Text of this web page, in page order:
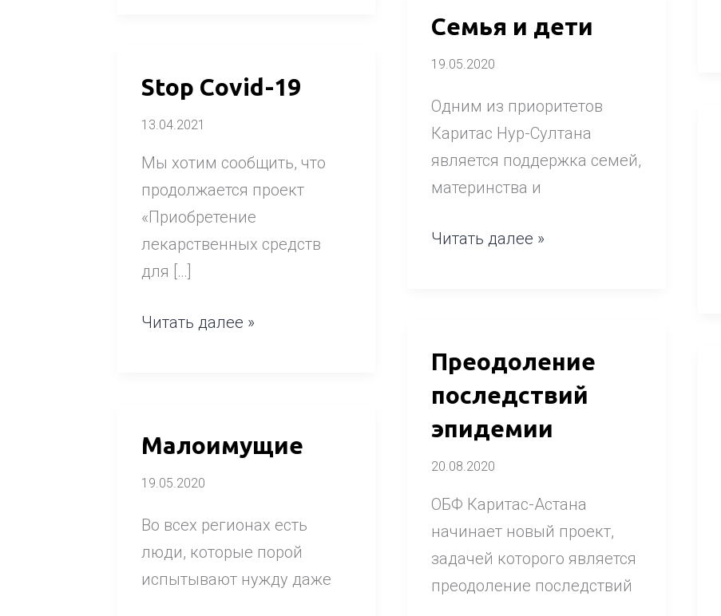
Семья и дети
19.05.2020
Одним из приоритетов
Каритас Нур-Султана
является поддержка семей,
материнства и
Семья
Читать далее »
Stop Covid-19
13.04.2021
Мы хотим сообщить, что
продолжается проект
«Приобретение
лекарственных средств
для […]
Stop
Читать далее »
Преодоление
последствий
эпидемии
20.08.2020
ОБФ Каритас-Астана
начинает новый проект,
задачей которого является
преодоление последствий
Преодоление
эпидемии
Малоимущие
19.05.2020
Во всех регионах есть
люди, которые порой
испытывают нужду даже
Малоимущие